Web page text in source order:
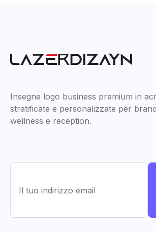
Insegne logo business premium in
stratificate e personalizzate per
wellness e reception.